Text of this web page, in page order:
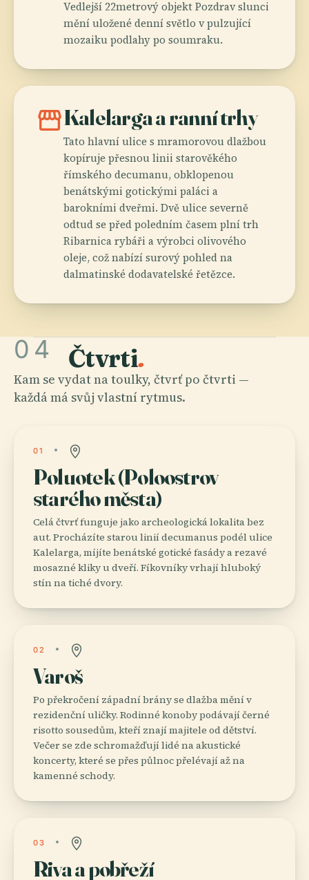
Vedlejší 22metrový objekt Pozdrav slunci
mění uložené denní světlo v pulzující
mozaiku podlahy po soumraku.
storefrontKalelarga a ranní trhy
Tato hlavní ulice s mramorovou dlažbou
kopíruje přesnou linii starověkého
římského decumanu, obklopenou
benátskými gotickými paláci a
barokními dveřmi. Dvě ulice severně
odtud se před poledním časem plní trh
Ribarnica rybáři a výrobci olivového
oleje, což nabízí surový pohled na
dalmatinské dodavatelské řetězce.
04 Čtvrti.
Kam se vydat na toulky, čtvrť po čtvrti —
každá má svůj vlastní rytmus.
01
Poluotek (Poloostrov
starého města)
Celá čtvrť funguje jako archeologická lokalita bez
aut. Procházíte starou linií decumanus podél ulice
Kalelarga, míjíte benátské gotické fasády a rezavé
mosazné kliky u dveří. Fíkovníky vrhají hluboký
stín na tiché dvory.
02
Varoš
Po překročení západní brány se dlažba mění v
rezidenční uličky. Rodinné konoby podávají černé
risotto sousedům, kteří znají majitele od dětství.
Večer se zde schromažďují lidé na akustické
koncerty, které se přes půlnoc přelévají až na
kamenné schody.
03
Riva a pobřeží